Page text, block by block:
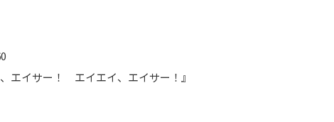
、エイサー！ エイエイ、エイサー！』